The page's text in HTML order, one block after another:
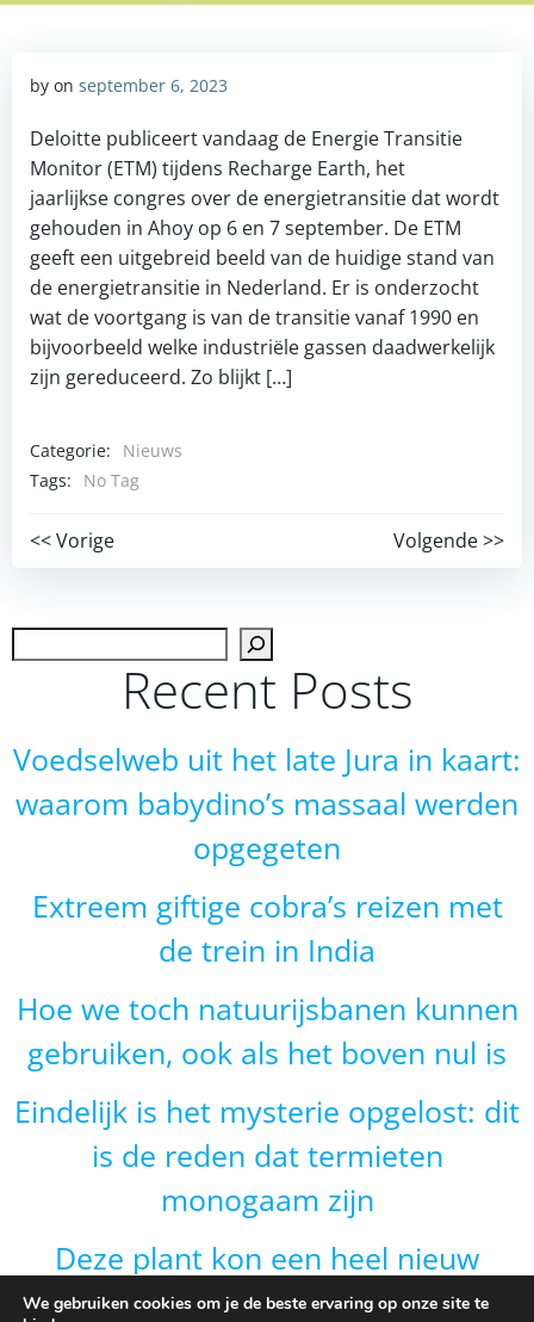
by on september 6, 2023
Deloitte publiceert vandaag de Energie Transitie
Monitor (ETM) tijdens Recharge Earth, het
jaarlijkse congres over de energietransitie dat wordt
gehouden in Ahoy op 6 en 7 september. De ETM
geeft een uitgebreid beeld van de huidige stand van
de energietransitie in Nederland. Er is onderzocht
wat de voortgang is van de transitie vanaf 1990 en
bijvoorbeeld welke industriële gassen daadwerkelijk
zijn gereduceerd. Zo blijkt […]
Categorie:
Nieuws
Tags:
No Tag
Post
navigation
<< Vorige
Post
navigation
Volgende >>
Recent Posts
Voedselweb uit het late Jura in kaart:
waarom babydino’s massaal werden
opgegeten
Extreem giftige cobra’s reizen met
de trein in India
Hoe we toch natuurijsbanen kunnen
gebruiken, ook als het boven nul is
Eindelijk is het mysterie opgelost: dit
is de reden dat termieten
monogaam zijn
Deze plant kon een heel nieuw
gebied veroveren door van vorm te
We gebruiken cookies om je de beste ervaring op onze site te